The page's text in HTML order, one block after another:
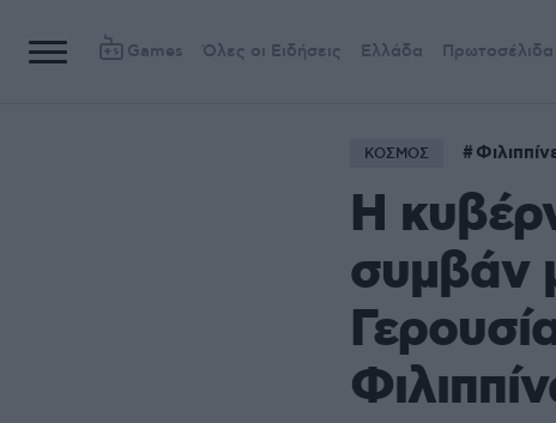
Games Όλες οι Ειδήσεις Ελλάδα Πρωτοσέλιδα
ΚΟΣΜΟΣ
Η
συμβάν